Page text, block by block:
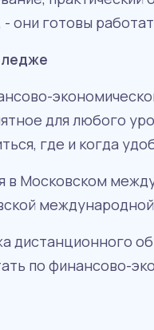
они готовы
для любого
где и когда
в Московском
дистанционного
по финансово-